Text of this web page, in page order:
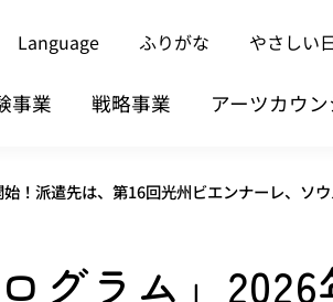
Language ふりがな やさしい
事業 戦略事業 アーツカウ
！派遣先は、第16回光州ビエンナーレ、ソ
グラム」2026